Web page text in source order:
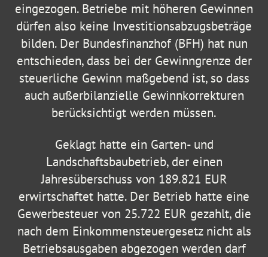
eingezogen. Betriebe mit höheren Gewinnen
dürfen also keine Investitionsabzugsbeträge
bilden. Der Bundesfinanzhof (BFH) hat nun
entschieden, dass bei der Gewinngrenze der
steuerliche Gewinn maßgebend ist, so dass
auch außerbilanzielle Gewinnkorrekturen
berücksichtigt werden müssen.
Geklagt hatte ein Garten- und
Landschaftsbaubetrieb, der einen
Jahresüberschuss von 189.821 EUR
erwirtschaftet hatte. Der Betrieb hatte eine
Gewerbesteuer von 25.722 EUR gezahlt, die
nach dem Einkommensteuergesetz nicht als
Betriebsausgaben abgezogen werden darf